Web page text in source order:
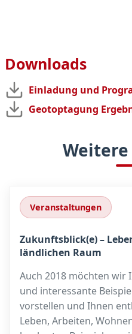
Downloads
Einladung und
Geotoptagung
Veranstaltungen
Zukunftsblick(e) –
ländlichen Raum
Auch 2018 möchten wir
und interessante
vorstellen und Ihnen
Leben, Arbeiten,